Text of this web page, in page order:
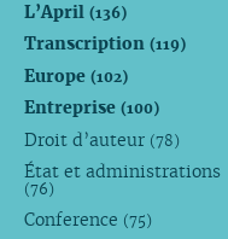
L’April (136)
Transcription (119)
Europe (102)
Entreprise (100)
Droit d’auteur (78)
État et administrations
(76)
Conference (75)